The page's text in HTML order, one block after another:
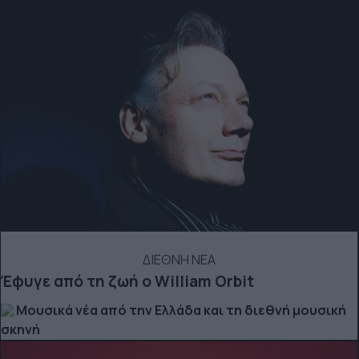
ΔΙΕΘΝΗ ΝΕΑ
Έφυγε από τη ζωή ο William Orbit
Μουσικά νέα από την Ελλάδα και τη διεθνή μουσική
σκηνή